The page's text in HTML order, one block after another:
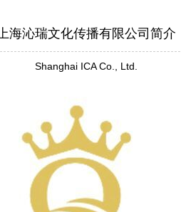
海沁瑞文化传播有限公司简介
Shanghai ICA Co., Ltd.